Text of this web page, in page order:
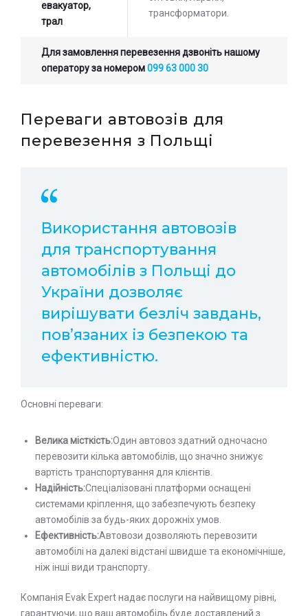
евакуатор,
трал
трансформатори.
Для замовлення перевезення дзвоніть нашому
оператору за номером099 63 000 30
Переваги автовозів для
перевезення з Польщі
Використання автовозів
для транспортування
автомобілів з Польщі до
України дозволяє
вирішувати безліч завдань,
пов’язаних із безпекою та
ефективністю.
Основні переваги:
Велика місткість:Один автовоз здатний одночасно
перевозити кілька автомобілів, що значно знижує
вартість транспортування для клієнтів.
Надійність:Спеціалізовані платформи оснащені
системами кріплення, що забезпечують безпеку
автомобілів за будь-яких дорожніх умов.
Ефективність:Автовози дозволяють перевозити
автомобілі на далекі відстані швидше та економічніше,
ніж інші види транспорту.
Компанія Evak Expert надає послуги на найвищому рівні,
гарантуючи, що ваш автомобіль буде доставлений з